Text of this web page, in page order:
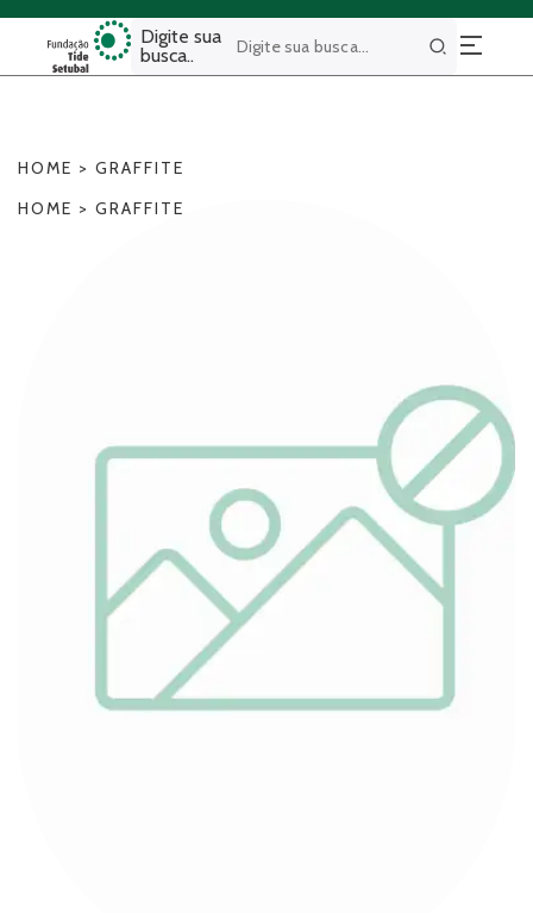
Digite sua
busca..
Buscar
HOME > GRAFFITE
HOME > GRAFFITE